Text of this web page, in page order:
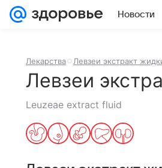
Новости
Лекарства Левзеи экстракт
Левзеи
Leuzeae extract fluid